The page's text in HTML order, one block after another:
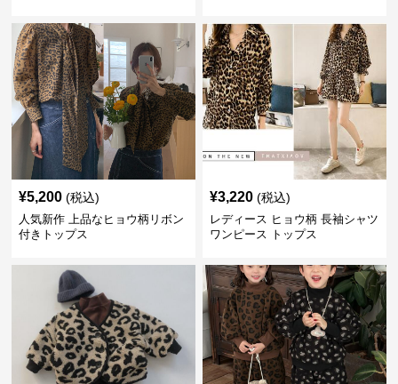
¥5,200 (税込)
人気新作 上品なヒョウ柄リボン
付きトップス
¥3,220 (税込)
レディース ヒョウ柄 長袖シャツ
ワンピース トップス